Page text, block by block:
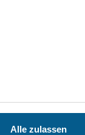
Alle zulassen
Bildung &
Entwicklung